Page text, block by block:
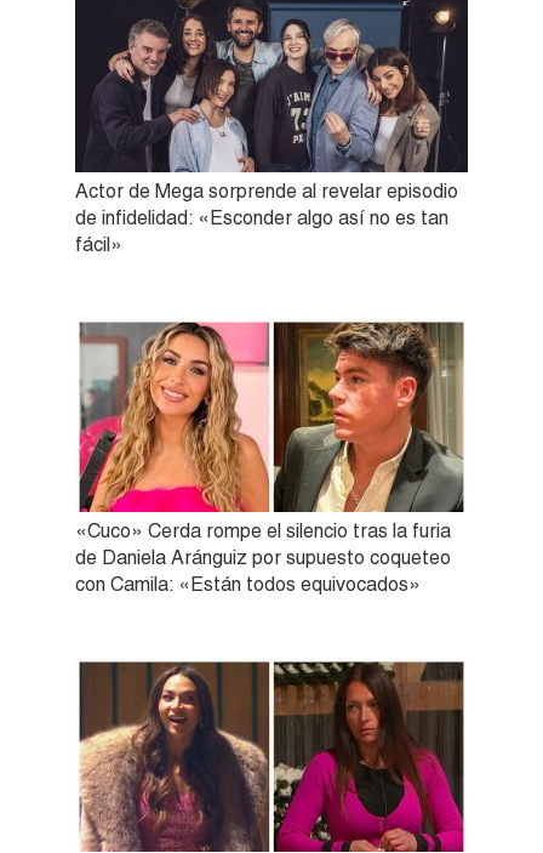
Actor de Mega sorprende al revelar episodio
de infidelidad: «Esconder algo así no es tan
fácil»
«Cuco» Cerda rompe el silencio tras la furia
de Daniela Aránguiz por supuesto coqueteo
con Camila: «Están todos equivocados»